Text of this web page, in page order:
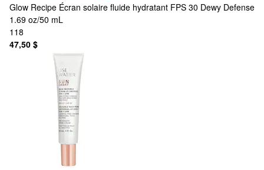
Glow Recipe Écran solaire fluide hydratant FPS 30 Dewy Defense
1.69 oz/50 mL
118
47,50 $